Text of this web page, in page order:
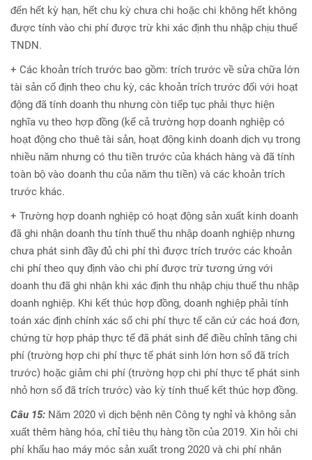
đến hết kỳ hạn, hết chu kỳ chưa chi hoặc chi không hết không
được tính vào chi phí được trừ khi xác định thu nhập chịu thuế
TNDN.
+ Các khoản trích trước bao gồm: trích trước về sửa chữa lớn
tài sản cố định theo chu kỳ, các khoản trích trước đối với hoạt
động đã tính doanh thu nhưng còn tiếp tục phải thực hiện
nghĩa vụ theo hợp đồng (kể cả trường hợp doanh nghiệp có
hoạt động cho thuê tài sản, hoạt động kinh doanh dịch vụ trong
nhiều năm nhưng có thu tiền trước của khách hàng và đã tính
toàn bộ vào doanh thu của năm thu tiền) và các khoản trích
trước khác.
+ Trường hợp doanh nghiệp có hoạt động sản xuất kinh doanh
đã ghi nhận doanh thu tính thuế thu nhập doanh nghiệp nhưng
chưa phát sinh đầy đủ chi phí thì được trích trước các khoản
chi phí theo quy định vào chi phí được trừ tương ứng với
doanh thu đã ghi nhận khi xác định thu nhập chịu thuế thu nhập
doanh nghiệp. Khi kết thúc hợp đồng, doanh nghiệp phải tính
toán xác định chính xác số chi phí thực tế căn cứ các hoá đơn,
chứng từ hợp pháp thực tế đã phát sinh để điều chỉnh tăng chi
phí (trường hợp chi phí thực tế phát sinh lớn hơn số đã trích
trước) hoặc giảm chi phí (trường hợp chi phí thực tế phát sinh
nhỏ hơn số đã trích trước) vào kỳ tính thuế kết thúc hợp đồng.
Câu 15: Năm 2020 vì dịch bệnh nên Công ty nghỉ và không sản
xuất thêm hàng hóa, chỉ tiêu thụ hàng tồn của 2019. Xin hỏi chi
phí khấu hao máy móc sản xuất trong 2020 và chi phí nhân